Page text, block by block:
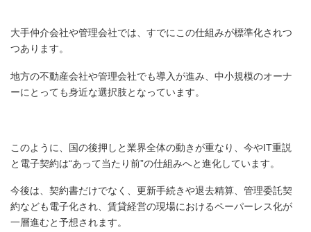
大手仲介会社や管理会社では、すでにこの仕組みが標準化されつ
つあります。
地方の不動産会社や管理会社でも導入が進み、中小規模のオーナ
ーにとっても身近な選択肢となっています。
このように、国の後押しと業界全体の動きが重なり、今やIT重説
と電子契約は“あって当たり前”の仕組みへと進化しています。
今後は、契約書だけでなく、更新手続きや退去精算、管理委託契
約なども電子化され、賃貸経営の現場におけるペーパーレス化が
一層進むと予想されます。